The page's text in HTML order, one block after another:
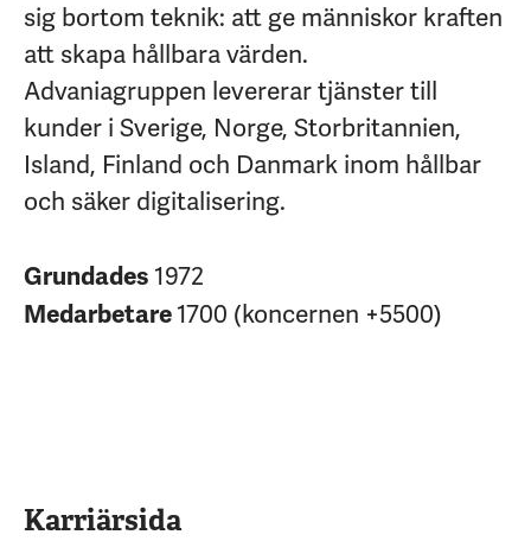
sig bortom teknik: att ge människor kraften
att skapa hållbara värden.
Advaniagruppen levererar tjänster till
kunder i Sverige, Norge, Storbritannien,
Island, Finland och Danmark inom hållbar
och säker digitalisering.
Grundades1972
Medarbetare1700 (koncernen +5500)
Karriärsida